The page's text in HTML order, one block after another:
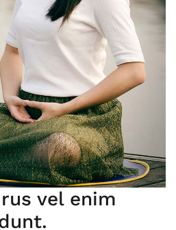
vel enim